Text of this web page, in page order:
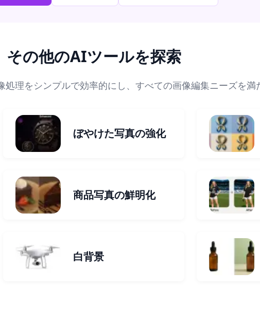
その他のAIツールを探索
処理をシンプルで効率的にし、すべての画像編集ニーズを満
ぼやけた写真の強化
商品写真の鮮明化
白背景